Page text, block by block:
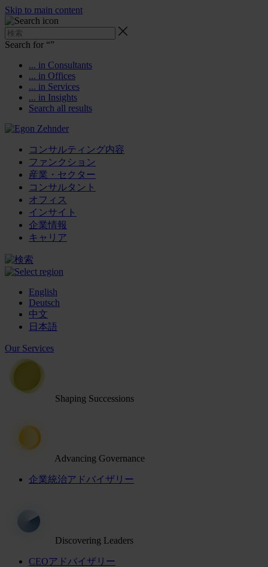
Skip to main content
Search for “”
... in Consultants
... in Offices
... in Services
... in Insights
Search all results
コンサルティング内容
ファンクション
産業・セクター
コンサルタント
オフィス
インサイト
企業情報
キャリア
English
Deutsch
中文
日本語
Our Services
Shaping Successions
Advancing Governance
企業統治アドバイザリー
Discovering Leaders
CEOアドバイザリー